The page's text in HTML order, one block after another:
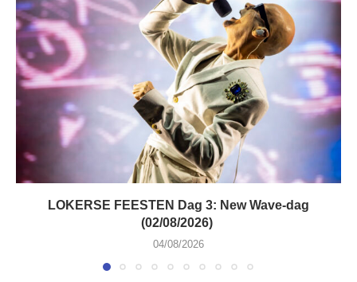
LOKERSE FEESTEN Dag 3: New Wave-dag
(02/08/2026)
04/08/2026